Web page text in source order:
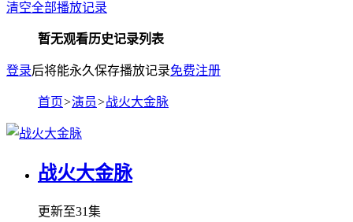
清空全部播放记录
暂无观看历史记录列表
登录后将能永久保存播放记录免费注册
首页>演员>战火大金脉
战火大金脉
更新至31集